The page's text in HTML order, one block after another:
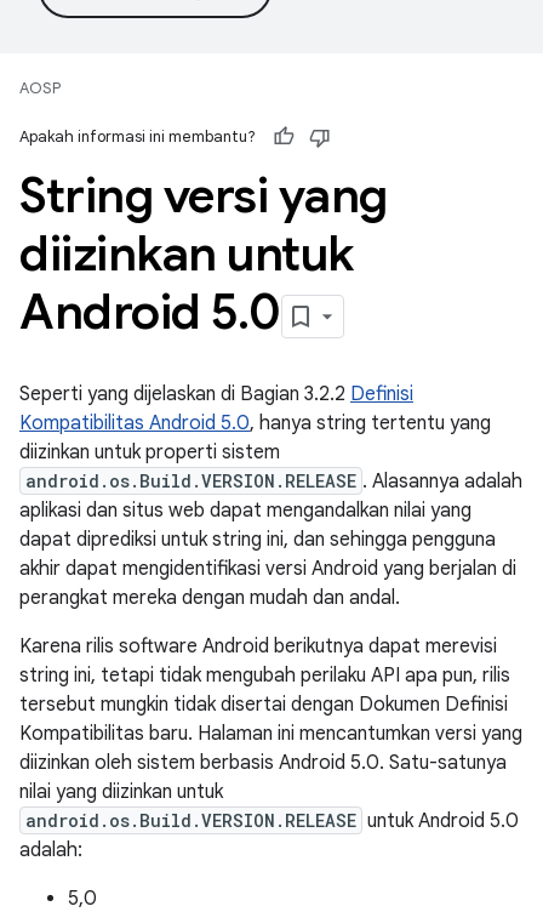
AOSP
Apakah informasi ini membantu?
String versi yang
diizinkan untuk
Android 5.0
Seperti yang dijelaskan di Bagian 3.2.2 Definisi
Kompatibilitas Android 5.0, hanya string tertentu yang
diizinkan untuk properti sistem
android.os.Build.VERSION.RELEASE . Alasannya adalah
aplikasi dan situs web dapat mengandalkan nilai yang
dapat diprediksi untuk string ini, dan sehingga pengguna
akhir dapat mengidentifikasi versi Android yang berjalan di
perangkat mereka dengan mudah dan andal.
Karena rilis software Android berikutnya dapat merevisi
string ini, tetapi tidak mengubah perilaku API apa pun, rilis
tersebut mungkin tidak disertai dengan Dokumen Definisi
Kompatibilitas baru. Halaman ini mencantumkan versi yang
diizinkan oleh sistem berbasis Android 5.0. Satu-satunya
nilai yang diizinkan untuk
android.os.Build.VERSION.RELEASE untuk Android 5.0
adalah:
5,0